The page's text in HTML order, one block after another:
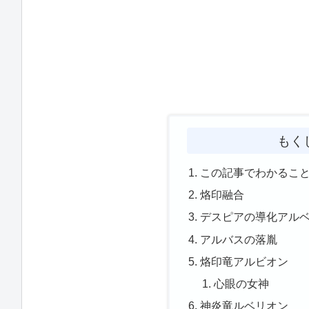
もく
この記事でわかること
烙印融合
デスピアの導化アル
アルバスの落胤
烙印竜アルビオン
心眼の女神
神炎竜ルベリオン